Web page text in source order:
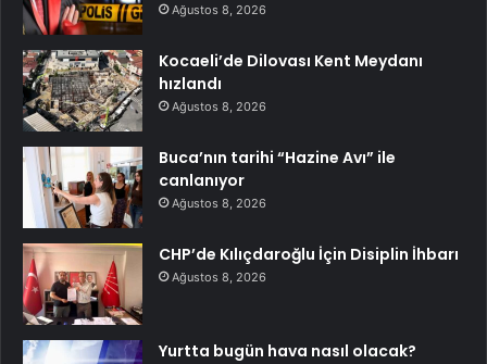
Ağustos 8, 2026
Kocaeli’de Dilovası Kent Meydanı
hızlandı
Ağustos 8, 2026
Buca’nın tarihi “Hazine Avı” ile
canlanıyor
Ağustos 8, 2026
CHP’de Kılıçdaroğlu İçin Disiplin İhbarı
Ağustos 8, 2026
Yurtta bugün hava nasıl olacak?